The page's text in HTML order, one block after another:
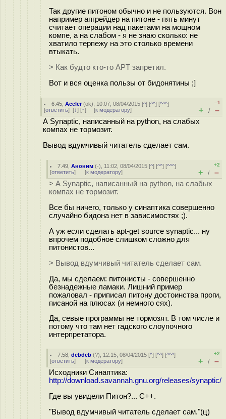
Так другие питоном обычно и не пользуются. Вон
например апгрейдер на питоне - пять минут
считает операции над пакетами на мощном
компе, а на слабом - я не знаю сколько: не
хватило терпежу на это столько времени
втыкать.
> Как будто кто-то APT запретил.
Вот и вся оценка пользы от бидонятины ;]
6.45 ,Aceler(ok), 10:07, 08/04/2015 [^] [^^] [^^^]
[ответить] [↓] [↑] [к модератору]
–1
+ / –
А Synaptic, написанный на python, на слабых
компах не тормозит.
Вывод вдумчивый читатель сделает сам.
7.49 ,Аноним (-), 11:02, 08/04/2015 [^] [^^] [^^^]
[ответить] [к модератору]
+2
+ / –
> А Synaptic, написанный на python, на слабых
компах не тормозит.
Все бы ничего, только у синаптика совершенно
случайно бидона нет в зависимостях ;).
А уж если сделать apt-get source synaptic... ну
впрочем подобное слишком сложно для
питонистов...
> Вывод вдумчивый читатель сделает сам.
Да, мы сделаем: питонисты - совершенно
безнадежные ламаки. Лишний пример
пожаловал - приписал питону достоинства проги,
писаной на плюсах (и немного сях).
Да, севые программы не тормозят. В том числе и
потому что там нет гадского слоупочного
интерпретатора.
7.58 ,debdeb (?), 12:15, 08/04/2015 [^] [^^] [^^^]
[ответить] [к модератору]
+2
+ / –
Исходники Синаптика:
http://download.savannah.gnu.org/releases/synaptic/
Где вы увидели Питон?... С++.
"Вывод вдумчивый читатель сделает сам."(ц)